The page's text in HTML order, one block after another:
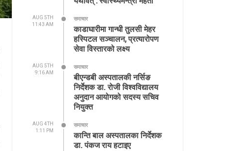
AUG 5TH
11:43 AM
समाचार
काडाघारीमा गान्धी तुलसी मेहर
हस्पिटल सञ्चालन, प्रत्यारोपण
सेवा विस्तारको लक्ष्य
AUG 5TH
9:16 AM
समाचार
बीएन्डबी अस्पतालकी नर्सिङ
निर्देशक डा. रोजी विश्वविद्यालय
अनुदान आयोगको सदस्य सचिव
नियुक्त
AUG 4TH
1:11 PM
समाचार
कान्ति बाल अस्पतालका निर्देशक
डा. पंकज राय हटाइए